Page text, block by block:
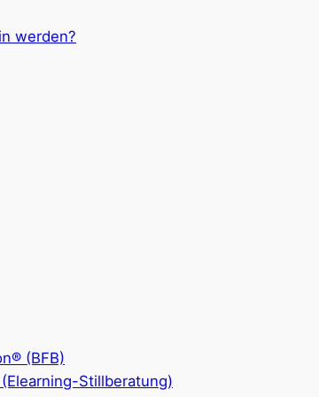
werden?
(BFB)
Stillberatung)